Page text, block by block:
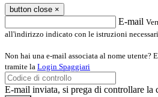
button close ×
E-mail
all'indirizzo indicato con le istruzioni
Non hai una e-mail associata al nome utente?
tramite la Login Spaggiari
E-mail inviata, si prega di controllare la